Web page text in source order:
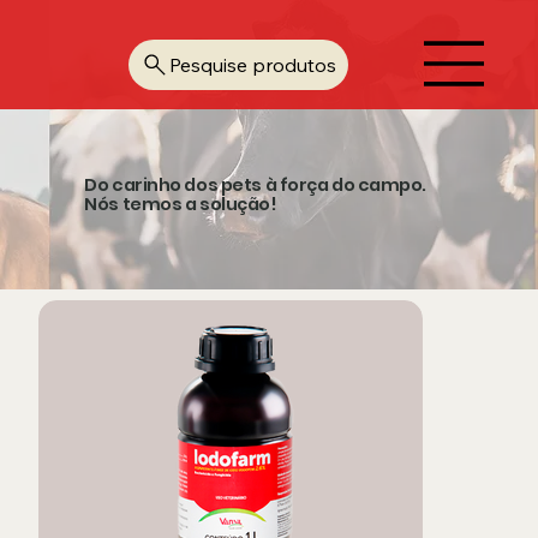
Pesquise produtos
Do carinho dos pets à força do campo.
Nós temos a solução!